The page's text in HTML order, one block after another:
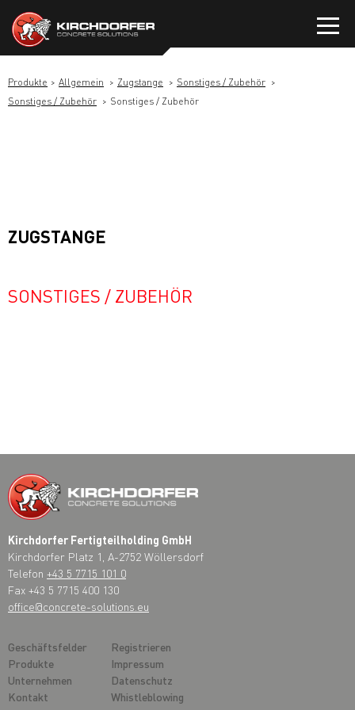
Inhalt
springen
Produkte Allgemein Zugstange
Sonstiges / Zubehör
Sonstiges / Zubehör
Sonstiges / Zubehör
ZUGSTANGE
SONSTIGES / ZUBEHÖR
Kirchdorfer Fertigteilholding GmbH
Kirchdorfer Platz 1, A-2752 Wöllersdorf
Telefon +43 5 7715 101 0
Fax +43 5 7715 400 130
office@concrete-solutions.eu
Geschäftsfelder
Produkte
Unternehmen
Kontakt
Registrieren
Impressum
Datenschutz
Whistleblowing